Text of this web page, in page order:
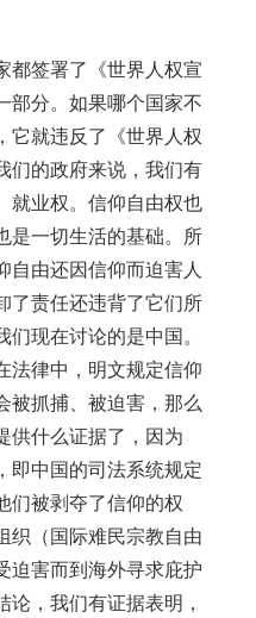
都签署了《世界人权宣
部分。如果哪个国家不
它就违反了《世界人权
们的政府来说，我们有
就业权。信仰自由权也
是一切生活的基础。所
自由还因信仰而迫害人
了责任还违背了它们所
现在讨论的是中国。
法律中，明文规定信仰
被抓捕、被迫害，那么
供什么证据了，因为
即中国的司法系统规定
们被剥夺了信仰的权
织（国际难民宗教自由
迫害而到海外寻求庇护
，我们有证据表明，